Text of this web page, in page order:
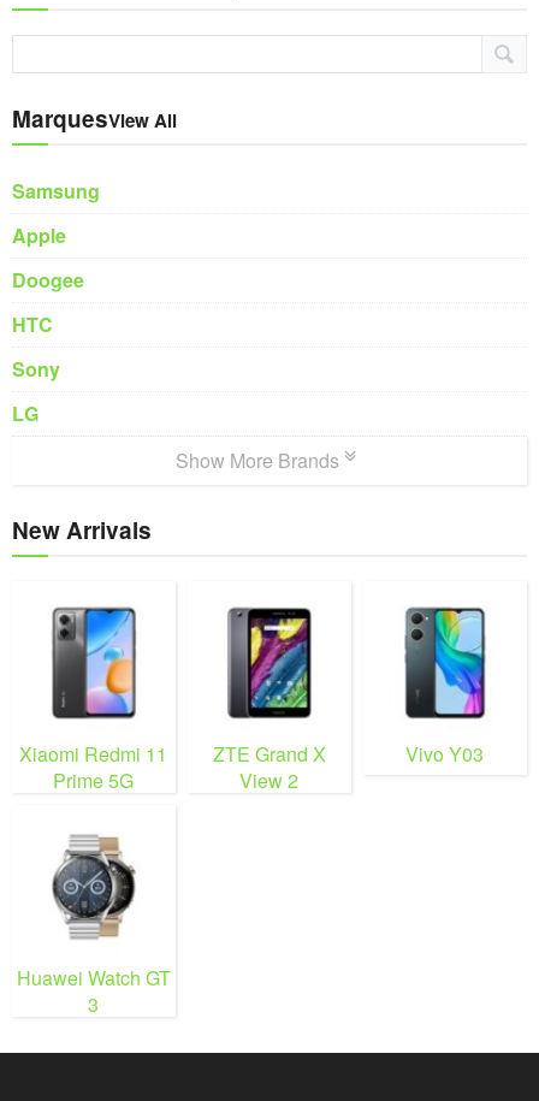
MarquesView All
Samsung
Apple
Doogee
HTC
Sony
LG
Show More Brands
New Arrivals
Xiaomi Redmi 11
Prime 5G
ZTE Grand X
View 2
Vivo Y03
Huawei Watch GT
3